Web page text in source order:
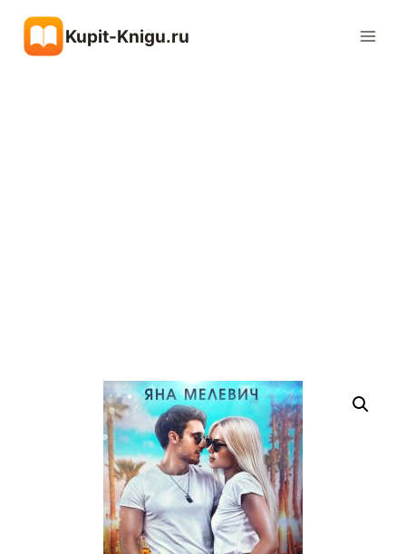
содержимому
Kupit-Knigu.ru